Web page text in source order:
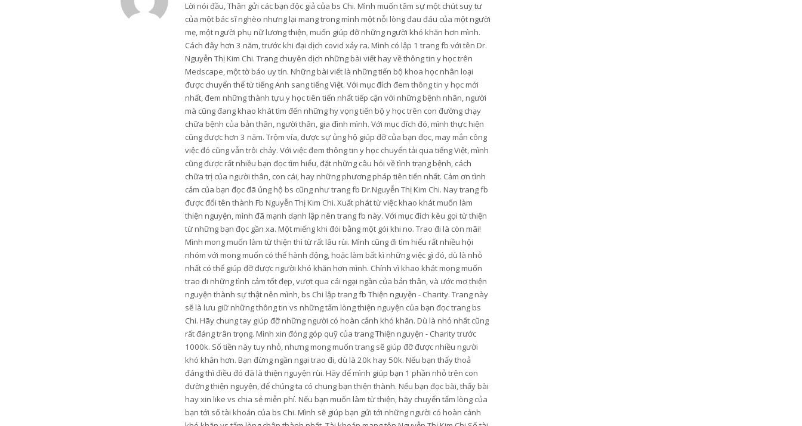
Lời nói đầu, Thân gửi các bạn độc giả của bs Chi. Mình muốn tâm sự một chút suy tư
của một bác sĩ nghèo nhưng lại mang trong mình một nỗi lòng đau đáu của một người
mẹ, một người phụ nữ lương thiện, muốn giúp đỡ những người khó khăn hơn mình.
Cách đây hơn 3 năm, trước khi đại dịch covid xảy ra. Mình có lập 1 trang fb với tên Dr.
Nguyễn Thị Kim Chi. Trang chuyên dịch những bài viết hay về thông tin y học trên
Medscape, một tờ báo uy tín. Những bài viết là những tiến bộ khoa học nhân loại
được chuyển thể từ tiếng Anh sang tiếng Việt. Với mục đích đem thông tin y học mới
nhất, đem những thành tựu y học tiên tiến nhất tiếp cận với những bệnh nhân, người
mà cũng đang khao khát tìm đến những hy vọng tiến bộ y học trên con đường chạy
chữa bệnh của bản thân, người thân, gia đình mình. Với mục đích đó, mình thực hiện
cũng được hơn 3 năm. Trộm vía, được sự ủng hộ giúp đỡ của bạn đọc, may mắn công
việc đó cũng vẫn trôi chảy. Với việc đem thông tin y học chuyển tải qua tiếng Việt, mình
cũng được rất nhiều bạn đọc tìm hiểu, đặt những câu hỏi về tình trạng bệnh, cách
chữa trị của người thân, con cái, hay những phương pháp tiên tiến nhất. Cảm ơn tình
cảm của bạn đọc đã ủng hộ bs cũng như trang fb Dr.Nguyễn Thị Kim Chi. Nay trang fb
được đổi tên thành Fb Nguyễn Thị Kim Chi. Xuất phát từ việc khao khát muốn làm
thiện nguyện, mình đã mạnh dạnh lập nên trang fb này. Với mục đích kêu gọi từ thiện
từ những bạn đọc gần xa. Một miếng khi đói bằng một gói khi no. Trao đi là còn mãi!
Mình mong muốn làm từ thiện thì từ rất lâu rùi. Mình cũng đi tìm hiểu rất nhiều hội
nhóm với mong muốn có thể hành động, hoặc làm bất kì những việc gì đó, dù là nhỏ
nhất có thể giúp đỡ được người khó khăn hơn mình. Chính vì khao khát mong muốn
trao đi những tình cảm tốt đẹp, vượt qua cái ngại ngần của bản thân, và ước mơ thiện
nguyện thành sự thật nên mình, bs Chi lập trang fb Thiện nguyện - Charity. Trang này
sẽ là lưu giữ những thông tin vs những tấm lòng thiện nguyện của bạn đọc trang bs
Chi. Hãy chung tay giúp đỡ những người có hoàn cảnh khó khăn. Dù là nhỏ nhất cũng
rất đáng trân trọng. Mình xin đóng góp quỹ của trang Thiện nguyện - Charity trước
1000k. Số tiền này tuy nhỏ, nhưng mong muốn trang sẽ giúp đỡ được nhiều người
khó khăn hơn. Bạn đừng ngần ngại trao đi, dù là 20k hay 50k. Nếu bạn thấy thoả
đáng thì điều đó đã là thiện nguyện rùi. Hãy để mình giúp bạn 1 phần nhỏ trên con
đường thiện nguyện, để chúng ta có chung bạn thiện thành. Nếu bạn đọc bài, thấy bài
hay xin like vs chia sẻ miễn phí. Nếu bạn muốn làm từ thiện, hãy chuyển tấm lòng của
bạn tới số tài khoản của bs Chi. Mình sẽ giúp bạn gửi tới những người có hoàn cảnh